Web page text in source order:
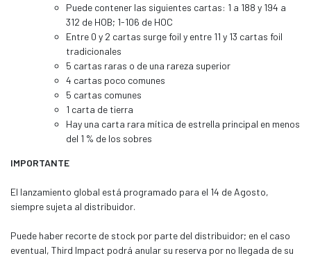
Puede contener las siguientes cartas: 1 a 188 y 194 a
312 de HOB; 1-106 de HOC
Entre 0 y 2 cartas surge foil y entre 11 y 13 cartas foil
tradicionales
5 cartas raras o de una rareza superior
4 cartas poco comunes
5 cartas comunes
1 carta de tierra
Hay una carta rara mítica de estrella principal en menos
del 1 % de los sobres
IMPORTANTE
El lanzamiento global está programado para el 14 de Agosto,
siempre sujeta al distribuidor.
Puede haber recorte de stock por parte del distribuidor; en el caso
eventual, Third Impact podrá anular su reserva por no llegada de su